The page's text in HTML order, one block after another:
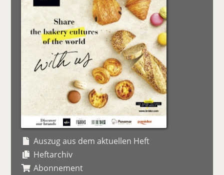
Auszug aus dem aktuellen Heft
Heftarchiv
Abonnement